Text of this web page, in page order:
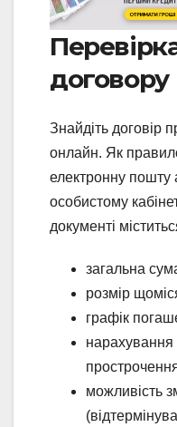
договору
Знайдіть договір
онлайн. Як
електронну
особистому
документі
загальна
розмір
графік
нарахування
можливість